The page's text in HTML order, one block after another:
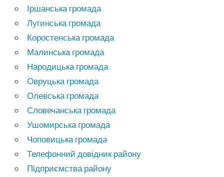
Іршанська громада
Лугинська громада
Коростенська громада
Малинська громада
Народицька громада
Овруцька громада
Олевська громада
Словечанська громада
Ушомирська громада
Чоповицька громада
Телефонний довідник району
Підприємства району